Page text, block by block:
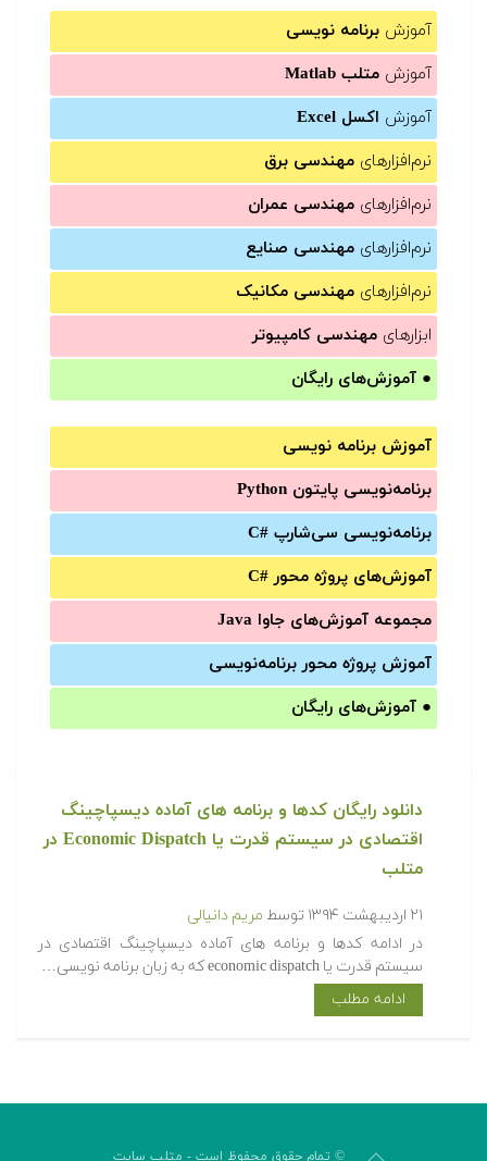
آموزش برنامه نویسی
آموزش متلب Matlab
آموزش اکسل Excel
نرم‌افزارهای مهندسی برق
نرم‌افزارهای مهندسی عمران
نرم‌افزارهای مهندسی صنایع
نرم‌افزارهای مهندسی مکانیک
ابزارهای مهندسی کامپیوتر
● آموزش‌های رایگان
آموزش برنامه نویسی
برنامه‌نویسی پایتون Python
برنامه‌‌نویسی سی‌شارپ C#‎
آموزش‌های پروژه محور #C
مجموعه آموزش‌های جاوا Java
آموزش‌ پروژه محور برنامه‌نویسی
● آموزش‌های رایگان
دانلود رایگان کدها و برنامه های آماده دیسپاچینگ
اقتصادی در سیستم قدرت یا Economic Dispatch در
متلب
۲۱ اردیبهشت ۱۳۹۴ توسط مریم دانیالی
‫در ادامه کدها و برنامه های آماده دیسپاچینگ اقتصادی در
سیستم قدرت یا economic dispatch که به زبان برنامه نویسی…
ادامه مطلب
© تمام حقوق محفوظ است - متلب سایت